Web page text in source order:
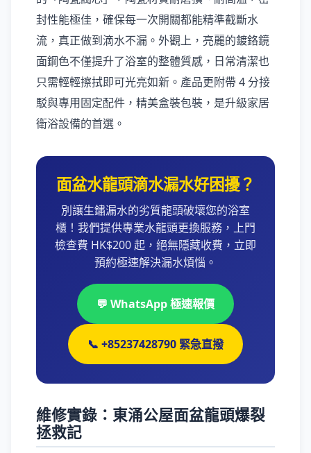
封性能極佳，確保每一次開關都能精準截斷水
流，真正做到滴水不漏。外觀上，亮麗的鍍鉻鏡
面鋼色不僅提升了浴室的整體質感，日常清潔也
只需輕輕擦拭即可光亮如新。產品更附帶 4 分接
駁與專用固定配件，精美盒裝包裝，是升級家居
衛浴設備的首選。
面盆水龍頭滴水漏水好困擾？
別讓生鏽漏水的劣質龍頭破壞您的浴室
櫃！我們提供專業水龍頭更換服務，上門
檢查費 HK$200 起，絕無隱藏收費，立即
預約極速解決漏水煩惱。
💬 WhatsApp 極速報價
📞 +85237428790 緊急直撥
維修實錄：東涌公屋面盆龍頭爆裂
拯救記